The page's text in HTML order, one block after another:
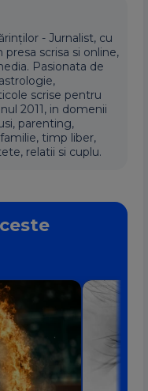
- Jurnalist, cu
scrisa si online,
Pasionata de
scrise pentru
2011, in domenii
parenting,
timp liber,
relatii si cuplu.